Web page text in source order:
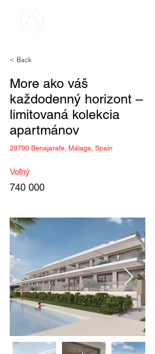
< Back
More ako váš
každodenný horizont –
limitovaná kolekcia
apartmánov
29790 Benajarafe, Málaga, Spain
Voľný
740 000